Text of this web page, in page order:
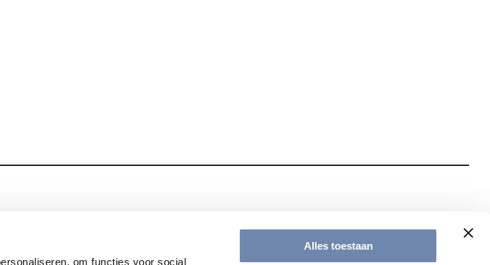
om functies voor social
Alles toestaan
Blijf op de hoogte met onze nieuwsbrief